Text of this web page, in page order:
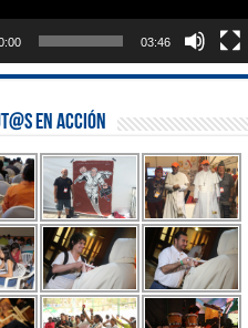
03:46
en Acción